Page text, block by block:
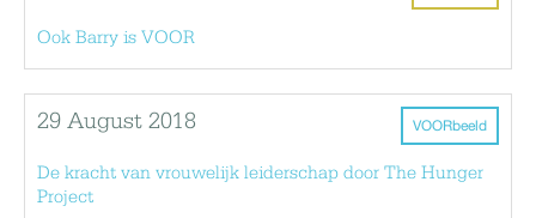
Ook Barry is VOOR
VOORbeeld
29 August 2018
De kracht van vrouwelijk leiderschap door The Hunger
Project